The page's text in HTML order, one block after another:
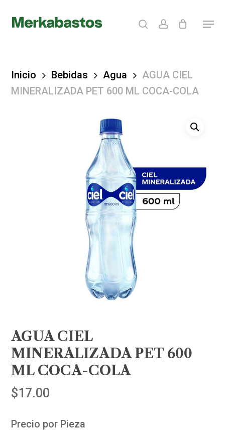
searchaccount Menu
Inicio Bebidas Agua
AGUA CIEL
MINERALIZADA PET 600 ML COCA-COLA
AGUA CIEL
MINERALIZADA PET 600
ML COCA-COLA
$17.00
Precio por Pieza
Close